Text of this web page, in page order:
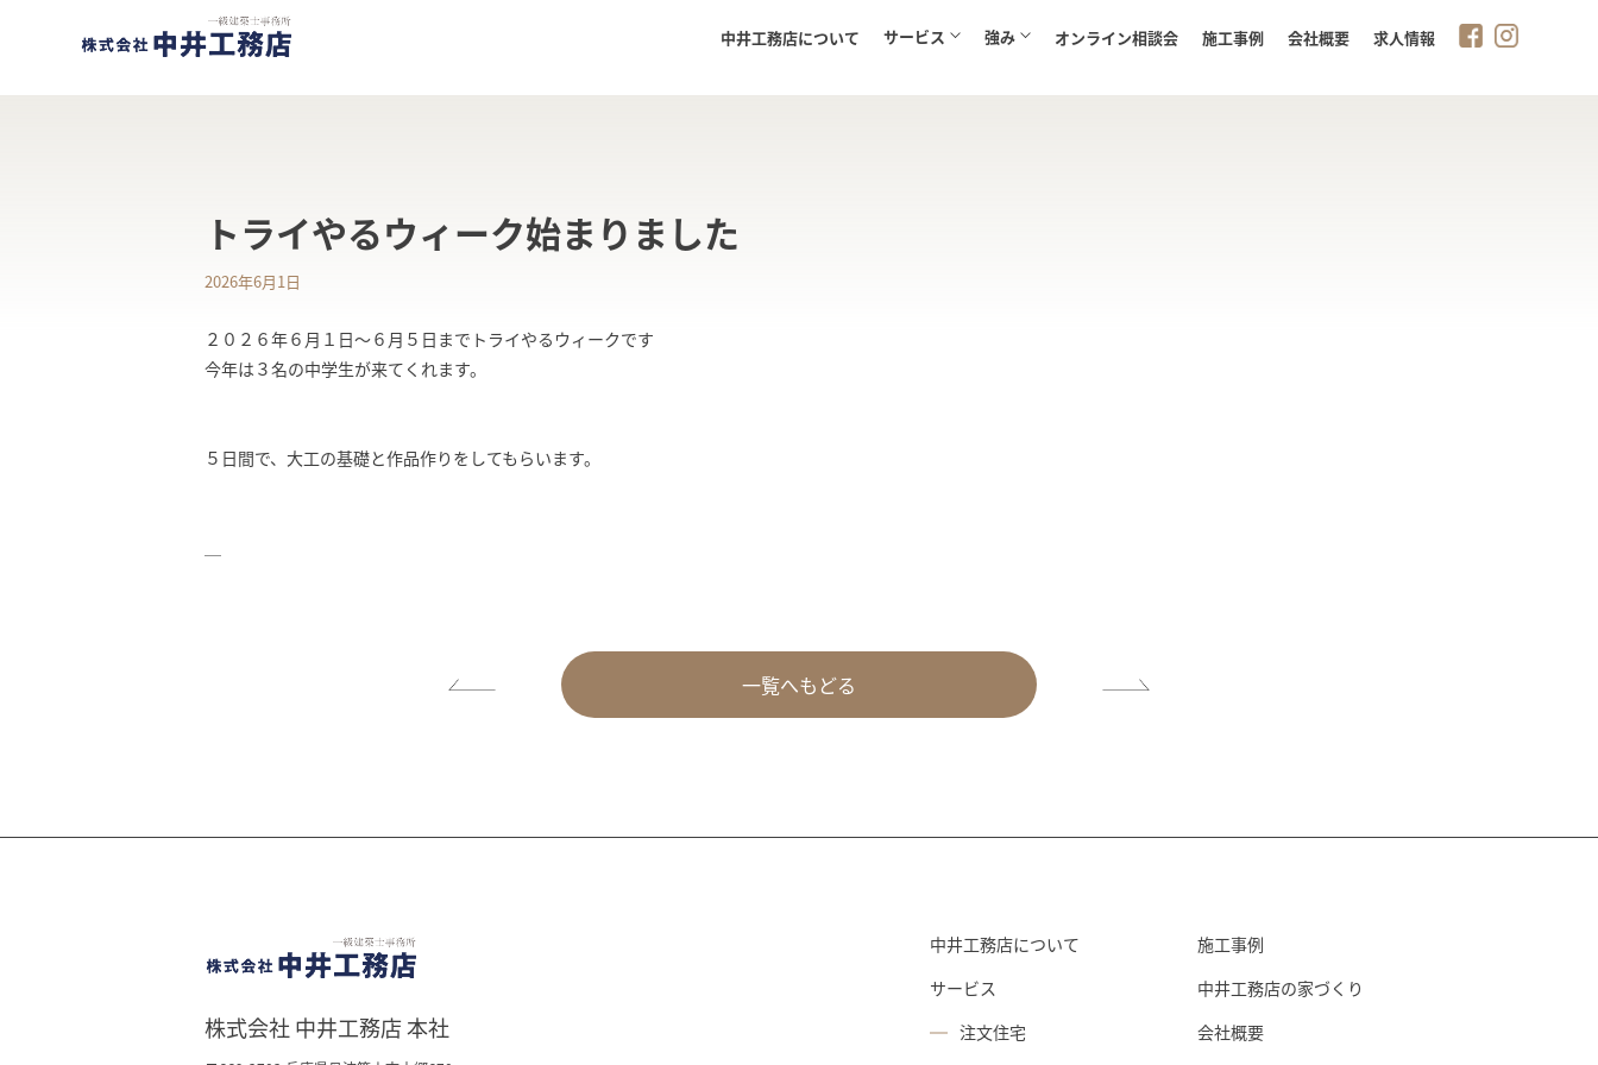
中井工務店について サービス 強み オンライン相談会 施工事例 会社概要 求人情報
トライやるウィーク始まりました
2026年6月1日
２０２６年６月１日～６月５日までトライやるウィークです
今年は３名の中学生が来てくれます。
５日間で、大工の基礎と作品作りをしてもらいます。
一覧へもどる
株式会社 中井工務店 本社
中井工務店について
サービス
注文住宅
施工事例
中井工務店の家づくり
会社概要